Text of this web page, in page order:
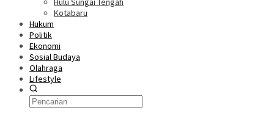
Kotabaru
Hukum
Politik
Ekonomi
Sosial Budaya
Olahraga
Lifestyle